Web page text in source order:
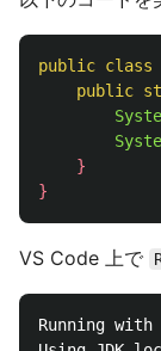
public class
public
}
}
VS Code 上で
Running